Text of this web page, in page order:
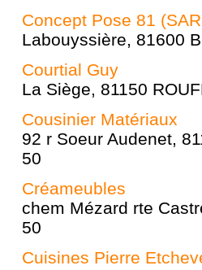
Concept Pose 81
Labouyssière, 81600
Courtial Guy
La Siège, 81150
Cousinier Matériaux
92 r Soeur Audenet,
50
Créameubles
chem Mézard rte
50
Cuisines Pierre